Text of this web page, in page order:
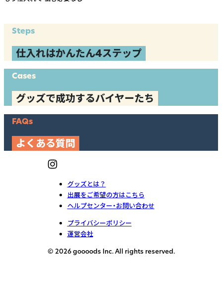
Steps
仕入れはかんたん4ステップ
Cases
グッズで成功するバイヤーたち
FAQs
よくある質問
グッズとは？
出展をご希望の方はこちら
ヘルプセンター・お問い合わせ
プライバシーポリシー
運営会社
© 2026 goooods Inc. All rights reserved.